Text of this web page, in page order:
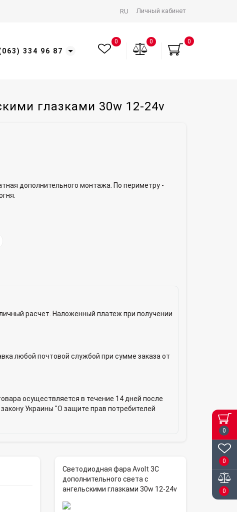
0
0
0
Личный кабинет
RU
334 96 87
0
0
0
глазками 30w 12-24v
дополнительного монтажа. По периметру -
расчет. Наложенный платеж при получении
любой почтовой службой при сумме заказа от
осуществляется в течение 14 дней после
закону Украины "О защите прав потребителей
Светодиодная фара Avolt 3С
дополнительного света с
ангельскими глазками 30w 12-24v